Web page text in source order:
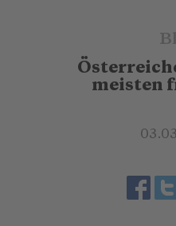
meisten